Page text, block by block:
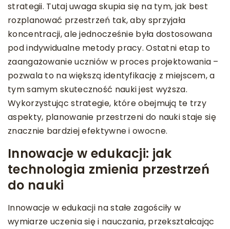
strategii. Tutaj uwaga skupia się na tym, jak best
rozplanować przestrzeń tak, aby sprzyjała
koncentracji, ale jednocześnie była dostosowana
pod indywidualne metody pracy. Ostatni etap to
zaangażowanie uczniów w proces projektowania –
pozwala to na większą identyfikację z miejscem, a
tym samym skuteczność nauki jest wyższa.
Wykorzystując strategie, które obejmują te trzy
aspekty, planowanie przestrzeni do nauki staje się
znacznie bardziej efektywne i owocne.
Innowacje w edukacji: jak
technologia zmienia przestrzeń
do nauki
Innowacje w edukacji na stałe zagościły w
wymiarze uczenia się i nauczania, przekształcając